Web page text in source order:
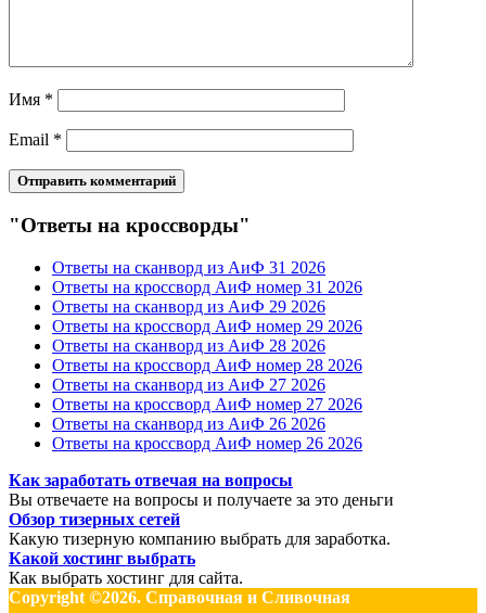
Имя *
Email *
"Ответы на кроссворды"
Ответы на сканворд из АиФ 31 2026
Ответы на кроссворд АиФ номер 31 2026
Ответы на сканворд из АиФ 29 2026
Ответы на кроссворд АиФ номер 29 2026
Ответы на сканворд из АиФ 28 2026
Ответы на кроссворд АиФ номер 28 2026
Ответы на сканворд из АиФ 27 2026
Ответы на кроссворд АиФ номер 27 2026
Ответы на сканворд из АиФ 26 2026
Ответы на кроссворд АиФ номер 26 2026
Как заработать отвечая на вопросы
Вы отвечаете на вопросы и получаете за это деньги
Обзор тизерных сетей
Какую тизерную компанию выбрать для заработка.
Какой хостинг выбрать
Как выбрать хостинг для сайта.
Copyright ©2026. Справочная и Сливочная